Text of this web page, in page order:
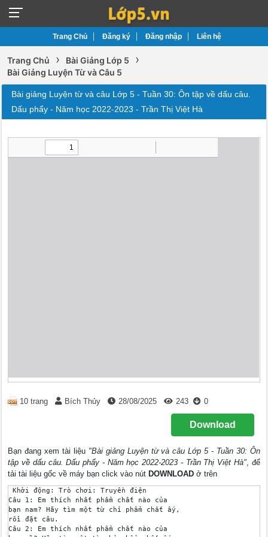
Trang Chủ Đăng ký Đăng nhập Liên hệ
Trang Chủ › Bài Giảng Lớp 5 ›
Bài Giảng Luyện Từ và Câu 5
Bài giảng Luyện từ và câu Lớp 5 - Tuần 30: Ôn tập về dấu câu.
Dấu phẩy - Năm học 2022-2023 - Trần Thị Việt Hà
10 trang Bích Thủy 28/08/2025 243 0
Download
Bạn đang xem tài liệu "Bài giảng Luyện từ và câu Lớp 5 - Tuần 30: Ôn
tập về dấu câu. Dấu phẩy - Năm học 2022-2023 - Trần Thị Việt Hà", để
tải tài liệu gốc về máy bạn click vào nút DOWNLOAD ở trên
Khởi động: Trò chơi: Truyền điện
Câu 1: Em thích nhất phẩm chất nào của
bạn nam? Hãy tìm một từ chỉ phẩm chất ấy,
rồi đặt câu.
Câu 2: Em thích nhất phẩm chất nào của